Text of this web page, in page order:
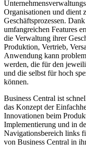
Organisationen und dient
Geschäftsprozessen.
umfangreichen Features
die Verwaltung ihrer
Produktion, Vertrieb,
Anwendung kann
werden, die für den
und die selbst für hoch
können.
Business Central ist
das Konzept der
Innovationen beim
Implementierung und in
Navigationsbereich links
von Business Central in